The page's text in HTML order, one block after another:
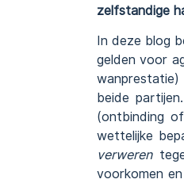
zelfstandige
In deze blog
gelden voor
beide
(ontbinding
wettelijke
verweren
voorkomen